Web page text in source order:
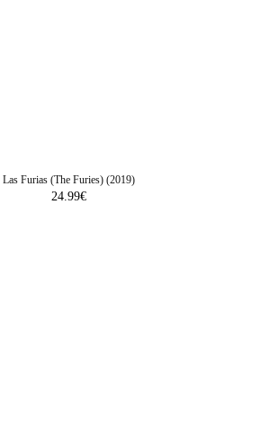
Las Furias (The Furies) (2019)
24.99€